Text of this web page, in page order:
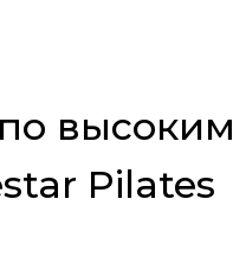
высоким
Pilates